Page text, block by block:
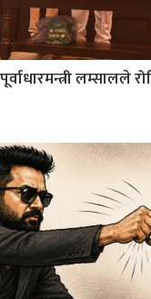
पूर्वाधारमन्त्री लम्सालले